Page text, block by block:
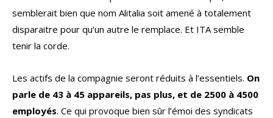
semblerait bien que nom Alitalia soit amené à totalement
disparaitre pour qu’un autre le remplace. Et ITA semble
tenir la corde.
Les actifs de la compagnie seront réduits à l’essentiels. On
parle de 43 à 45 appareils, pas plus, et de 2500 à 4500
employés. Ce qui provoque bien sûr l’émoi des syndicats